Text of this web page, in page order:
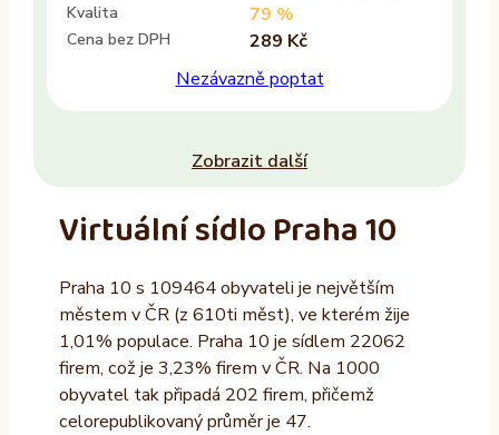
Kvalita 79 %
Cena bez DPH
289 Kč
Nezávazně poptat
Zobrazit další
Virtuální sídlo Praha 10
Praha 10 s 109464 obyvateli je největším
městem v ČR (z 610ti měst), ve kterém žije
1,01% populace. Praha 10 je sídlem 22062
firem, což je 3,23% firem v ČR. Na 1000
obyvatel tak připadá 202 firem, přičemž
celorepublikovaný průměr je 47.